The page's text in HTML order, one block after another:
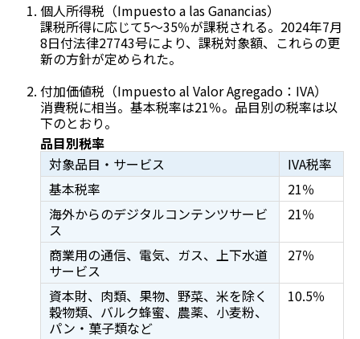
個人所得税（Impuesto a las Ganancias）
課税所得に応じて5～35％が課税される。2024年7月
8日付法律27743号により、課税対象額、これらの更
新の方針が定められた。
付加価値税（Impuesto al Valor Agregado：IVA）
消費税に相当。基本税率は21％。品目別の税率は以
下のとおり。
品目別税率
対象品目・サービス
IVA税率
基本税率
21％
海外からのデジタルコンテンツサービ
ス
21％
商業用の通信、電気、ガス、上下水道
サービス
27％
資本財、肉類、果物、野菜、米を除く
穀物類、バルク蜂蜜、農薬、小麦粉、
パン・菓子類など
10.5％